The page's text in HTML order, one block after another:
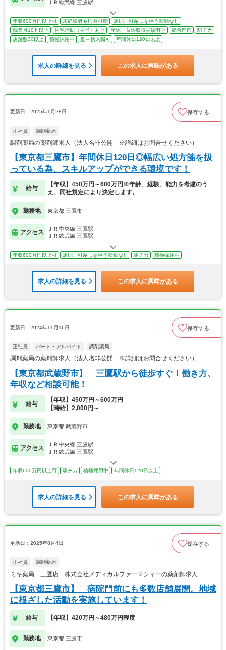
ＪＲ総武線 三鷹駅
年収600万円以上可 未経験者も応募可能
原則、引越しを伴う転勤なし
残業月10ｈ以下
住宅補助（手当）あり 産休・育休取得実績有り 総合門前
駅チカ
店舗数30以上
積極採用中 夏～秋入職可 年間休日120日以上
求人の詳細を見る この求人に興味がある
更新日：2025年1月28日 保存する
正社員 調剤薬局
調剤薬局の薬剤師求人（法人名非公開 ※詳細はお問合せください）
【東京都三鷹市】年間休日120日◎幅広い処方箋を扱
っている為、スキルアップができる環境です！
給与
【年収】450万円～600万円※年齢、経験、能力を考慮のう
え、同社規定により決定します。
勤務地 東京都 三鷹市
アクセス
ＪＲ中央線 三鷹駅
ＪＲ総武線 三鷹駅
年収600万円以上可 原則、引越しを伴う転勤なし 駅チカ 積極採用中
求人の詳細を見る この求人に興味がある
更新日：2024年11月16日 保存する
正社員 パート・アルバイト 調剤薬局
調剤薬局の薬剤師求人（法人名非公開 ※詳細はお問合せください）
【東京都武蔵野市】 三鷹駅から徒歩すぐ！働き方、
年収など相談可能！
給与
【年収】450万円～600万円
【時給】2,000円～
勤務地 東京都 武蔵野市
アクセス
ＪＲ中央線 三鷹駅
ＪＲ総武線 三鷹駅
年収600万円以上可 駅チカ 積極採用中 年間休日120日以上
求人の詳細を見る この求人に興味がある
更新日：2025年8月4日 保存する
正社員 調剤薬局
ミキ薬局 三鷹店 株式会社メディカルファーマシィーの薬剤師求人
【東京都三鷹市】 病院門前にも多数店舗展開。地域
に根ざした活動を実施しています！
給与 【年収】420万円～480万円程度
勤務地 東京都 三鷹市